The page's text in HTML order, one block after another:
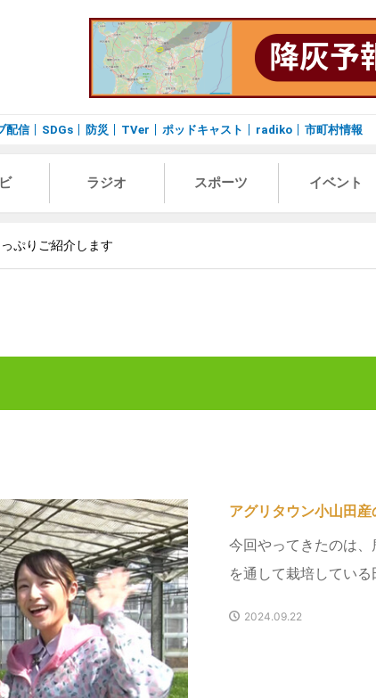
配信 SDGs 防災 TVer ポッドキャスト radiko 市町村情報
ラジオ スポーツ イベント
ぷりご紹介します
アグリタウン小山田産
今回やってきたのは
を通して栽培してい
2024.09.22